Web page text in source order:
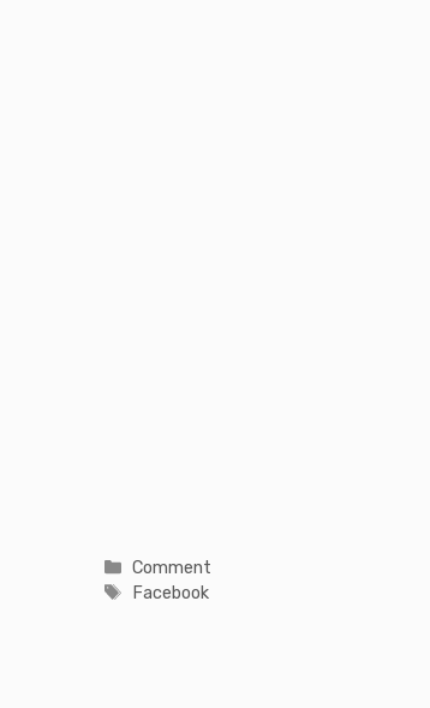
Catégories
Comment
Étiquettes
Facebook